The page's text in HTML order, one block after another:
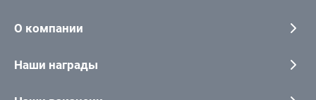
О компании
Наши награды